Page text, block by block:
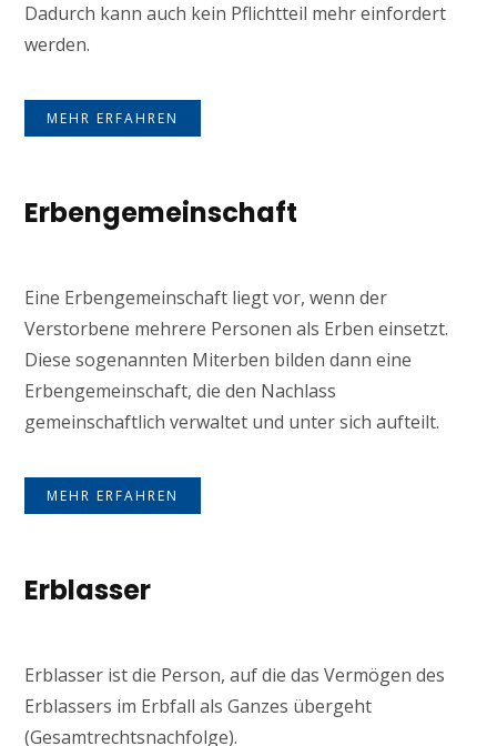
Dadurch kann auch kein Pflichtteil mehr einfordert
werden.
MEHR ERFAHREN
Erbengemeinschaft
Eine Erbengemeinschaft liegt vor, wenn der
Verstorbene mehrere Personen als Erben einsetzt.
Diese sogenannten Miterben bilden dann eine
Erbengemeinschaft, die den Nachlass
gemeinschaftlich verwaltet und unter sich aufteilt.
MEHR ERFAHREN
Erblasser
Erblasser ist die Person, auf die das Vermögen des
Erblassers im Erbfall als Ganzes übergeht
(Gesamtrechtsnachfolge).